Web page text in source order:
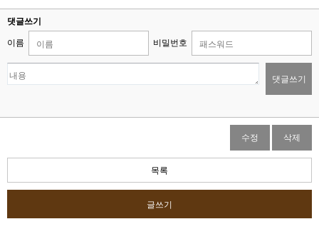
댓글쓰기
이름 비밀번호
댓글쓰기
수정 삭제
목록
글쓰기